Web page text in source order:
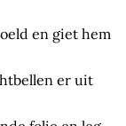
en giet hem
er uit